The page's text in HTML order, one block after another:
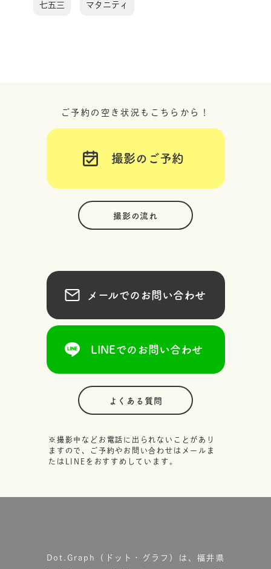
七五三 マタニティ
ご予約の空き状況もこちらから！
撮影のご予約
撮影の流れ
メールでのお問い合わせ
LINEでのお問い合わせ
よくある質問
※撮影中などお電話に出られないことがあり
ますので、ご予約やお問い合わせはメールま
たはLINEをおすすめしています。
Dot.Graph（ドット・グラフ）は、福井県